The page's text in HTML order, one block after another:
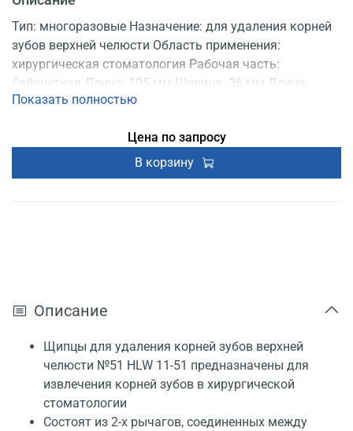
Тип: многоразовые Назначение: для удаления корней
зубов верхней челюсти Область применения:
хирургическая стоматология Рабочая часть:
байонетная Длина: 195 мм Ширина: 36 мм Длина
рабочей части: 55 мм Ширина рабочей части: 20 мм
Регистрационное удостоверение
Показать полностью
Цена по запросу
В корзину
Описание
Щипцы для удаления корней зубов верхней
челюсти №51 HLW 11-51 предназначены для
извлечения корней зубов в хирургической
стоматологии
Состоят из 2-х рычагов, соединенных между